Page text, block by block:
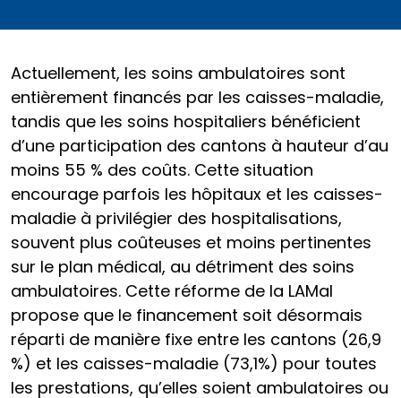
Actuellement, les soins ambulatoires sont
entièrement financés par les caisses-maladie,
tandis que les soins hospitaliers bénéficient
d’une participation des cantons à hauteur d’au
moins 55 % des coûts. Cette situation
encourage parfois les hôpitaux et les caisses-
maladie à privilégier des hospitalisations,
souvent plus coûteuses et moins pertinentes
sur le plan médical, au détriment des soins
ambulatoires. Cette réforme de la LAMal
propose que le financement soit désormais
réparti de manière fixe entre les cantons (26,9
%) et les caisses-maladie (73,1%) pour toutes
les prestations, qu’elles soient ambulatoires ou